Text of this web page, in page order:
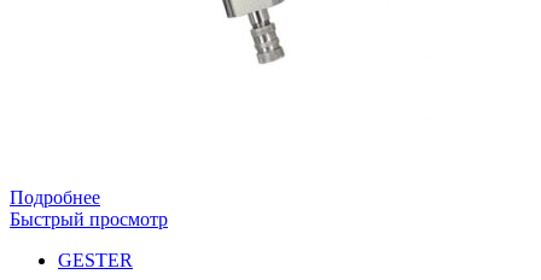
Подробнее
Быстрый просмотр
GESTER